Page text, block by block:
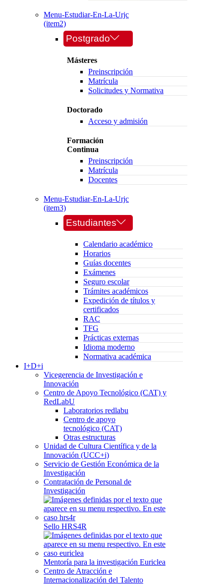
Menu-Estudiar-En-La-Urjc
(item2)
Postgrado
Másteres
Preinscripción
Matrícula
Solicitudes y Normativa
Doctorado
Acceso y admisión
Formación
Continua
Preinscripción
Matrícula
Docentes
Menu-Estudiar-En-La-Urjc
(item3)
Estudiantes
Calendario académico
Horarios
Guías docentes
Exámenes
Seguro escolar
Trámites académicos
Expedición de títulos y
certificados
RAC
TFG
Prácticas externas
Idioma moderno
Normativa académica
I+D+i
Vicegerencia de Investigación e
Innovación
Centro de Apoyo Tecnológico (CAT) y
RedLabU
Laboratorios redlabu
Centro de apoyo
tecnológico (CAT)
Otras estructuras
Unidad de Cultura Científica y de la
Innovación (UCC+i)
Servicio de Gestión Económica de la
Investigación
Contratación de Personal de
Investigación
Sello HRS4R
Mentoría para la investigación Euriclea
Centro de Atracción e
Internacionalización del Talento